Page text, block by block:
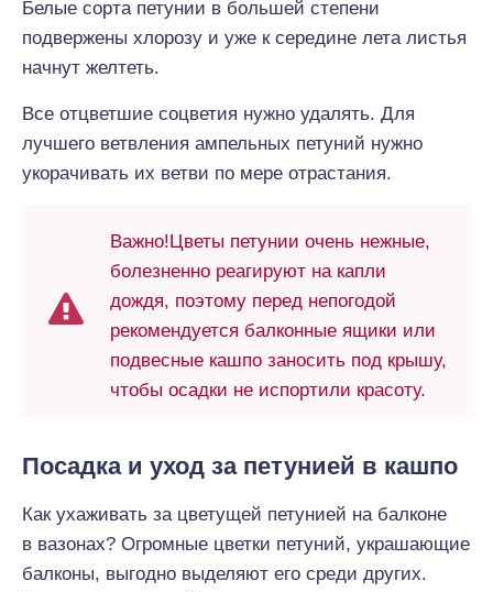
Белые сорта петунии в большей степени
подвержены хлорозу и уже к середине лета листья
начнут желтеть.
Все отцветшие соцветия нужно удалять. Для
лучшего ветвления ампельных петуний нужно
укорачивать их ветви по мере отрастания.
Важно!Цветы петунии очень нежные,
болезненно реагируют на капли
дождя, поэтому перед непогодой
рекомендуется балконные ящики или
подвесные кашпо заносить под крышу,
чтобы осадки не испортили красоту.
Посадка и уход за петунией в кашпо
Как ухаживать за цветущей петунией на балконе
в вазонах? Огромные цветки петуний, украшающие
балконы, выгодно выделяют его среди других.